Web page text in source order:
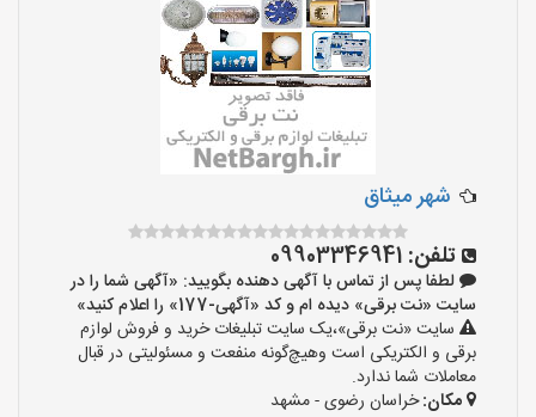
شهر میثاق
تلفن: 09903346941
لطفا پس از تماس با آگهی دهنده بگویید: «آگهی شما را در
سایت «نت برقی» دیده ام و کد «آگهی-177» را اعلام کنید»
سایت «نت برقی»،یک سایت تبلیغات خرید و فروش لوازم
برقی و الکتریکی است وهیچ‌گونه منفعت و مسئولیتی در قبال
معاملات شما ندارد.
مکان:خراسان رضوی - مشهد